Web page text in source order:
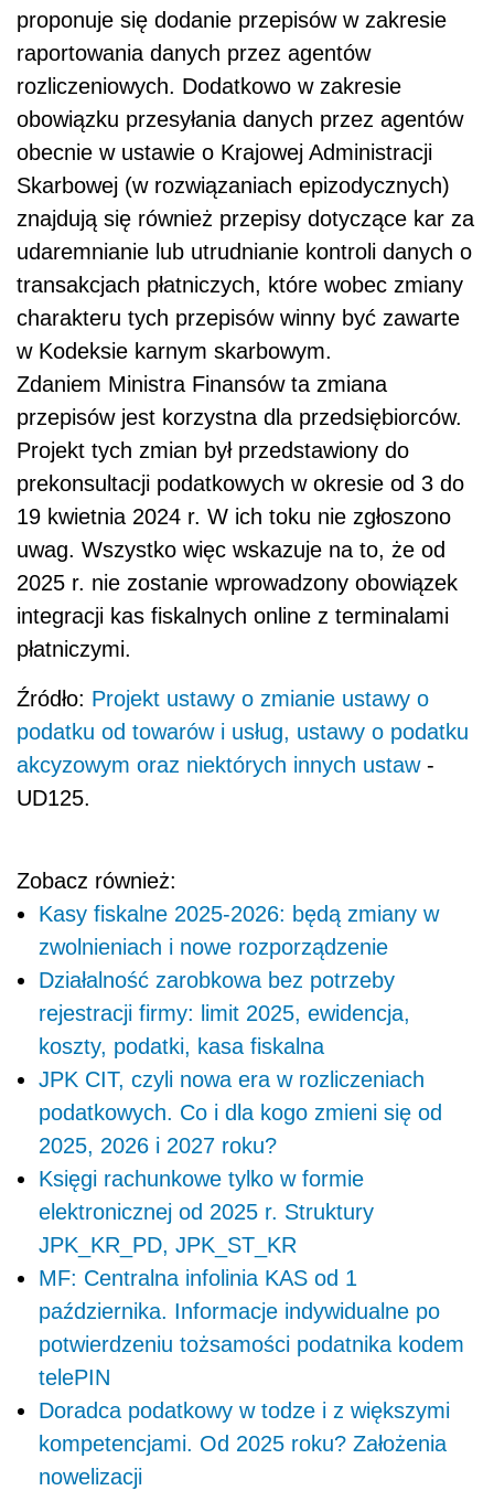
proponuje się dodanie przepisów w zakresie
raportowania danych przez agentów
rozliczeniowych. Dodatkowo w zakresie
obowiązku przesyłania danych przez agentów
obecnie w ustawie o Krajowej Administracji
Skarbowej (w rozwiązaniach epizodycznych)
znajdują się również przepisy dotyczące kar za
udaremnianie lub utrudnianie kontroli danych o
transakcjach płatniczych, które wobec zmiany
charakteru tych przepisów winny być zawarte
w Kodeksie karnym skarbowym.
Zdaniem Ministra Finansów ta zmiana
przepisów jest korzystna dla przedsiębiorców.
Projekt tych zmian był przedstawiony do
prekonsultacji podatkowych w okresie od 3 do
19 kwietnia 2024 r. W ich toku nie zgłoszono
uwag. Wszystko więc wskazuje na to, że od
2025 r. nie zostanie wprowadzony obowiązek
integracji kas fiskalnych online z terminalami
płatniczymi.
Źródło: Projekt ustawy o zmianie ustawy o
podatku od towarów i usług, ustawy o podatku
akcyzowym oraz niektórych innych ustaw-
UD125.
Zobacz również:
Kasy fiskalne 2025-2026: będą zmiany w
zwolnieniach i nowe rozporządzenie
Działalność zarobkowa bez potrzeby
rejestracji firmy: limit 2025, ewidencja,
koszty, podatki, kasa fiskalna
JPK CIT, czyli nowa era w rozliczeniach
podatkowych. Co i dla kogo zmieni się od
2025, 2026 i 2027 roku?
Księgi rachunkowe tylko w formie
elektronicznej od 2025 r. Struktury
JPK_KR_PD, JPK_ST_KR
MF: Centralna infolinia KAS od 1
października. Informacje indywidualne po
potwierdzeniu tożsamości podatnika kodem
telePIN
Doradca podatkowy w todze i z większymi
kompetencjami. Od 2025 roku? Założenia
nowelizacji